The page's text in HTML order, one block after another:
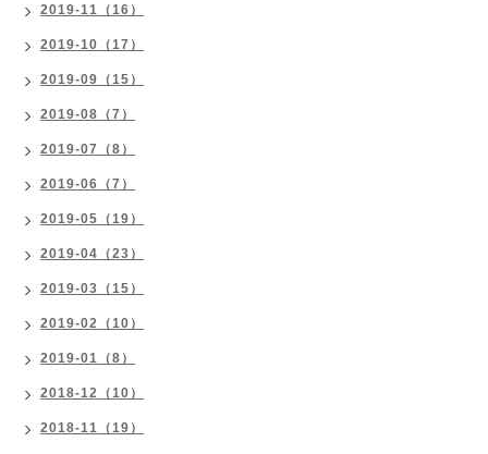
2019-11（16）
2019-10（17）
2019-09（15）
2019-08（7）
2019-07（8）
2019-06（7）
2019-05（19）
2019-04（23）
2019-03（15）
2019-02（10）
2019-01（8）
2018-12（10）
2018-11（19）